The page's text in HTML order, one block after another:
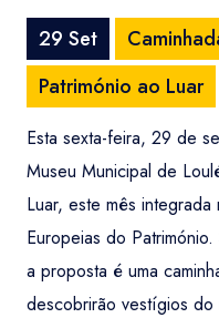
29 Set
Património ao Luar
Esta sexta-feira, 29 de
Museu Municipal de
Luar, este mês
Europeias do
a proposta é uma
descobrirão vestígios